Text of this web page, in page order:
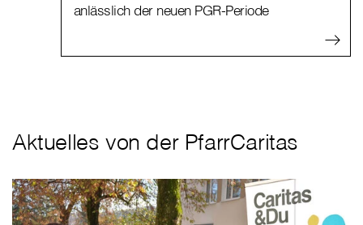
anlässlich der neuen PGR-Periode
Aktuelles von der PfarrCaritas